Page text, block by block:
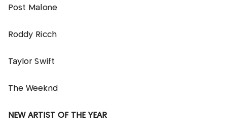
Post Malone
Roddy Ricch
Taylor Swift
The Weeknd
NEW ARTIST OF THE YEAR